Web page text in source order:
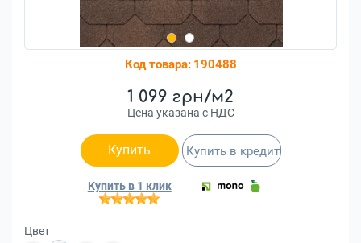
Код товара: 190488
1 099 грн/м2
Цена указана с НДС
Купить
Купить в 1 клик
Купить в кредит
Цвет